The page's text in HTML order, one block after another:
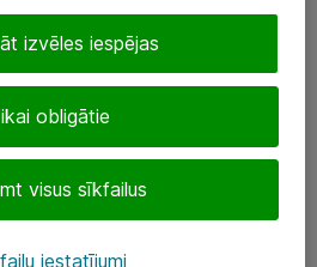
obligātie
visus sīkfailus
izvēles iespējas
iestatījumi